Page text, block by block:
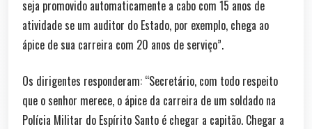
seja promovido automaticamente a cabo com 15 anos de
atividade se um auditor do Estado, por exemplo, chega ao
ápice de sua carreira com 20 anos de serviço”.
Os dirigentes responderam: “Secretário, com todo respeito
que o senhor merece, o ápice da carreira de um soldado na
Polícia Militar do Espírito Santo é chegar a capitão. Chegar a